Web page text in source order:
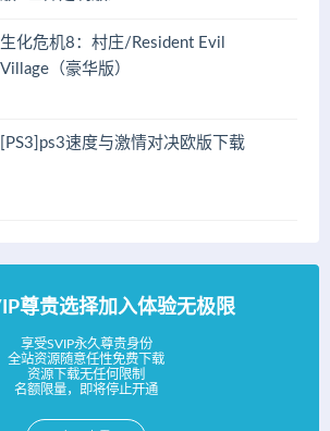
生化危机8：村庄/Resident Evil
Village（豪华版）
[PS3]ps3速度与激情对决欧版下载
尊贵选择加入体验无极限
享受SVIP永久尊贵身份
全站资源随意任性免费下载
资源下载无任何限制
名额限量，即将停止开通